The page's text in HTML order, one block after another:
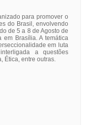
para promover o
do Brasil, envolvendo
de 5 a 8 de Agosto de
em Brasília. A temática
em luta
a questões
Ética, entre outras.